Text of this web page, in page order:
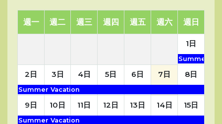
週一 週二 週三 週四 週五 週六 週日
1日
Summer
2日 3日 4日 5日 6日 7日 8日
Summer Vacation
9日 10日 11日 12日 13日 14日 15日
Summer Vacation